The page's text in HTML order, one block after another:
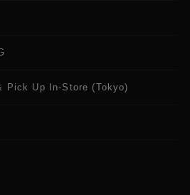
Pick Up In-Store (Tokyo)